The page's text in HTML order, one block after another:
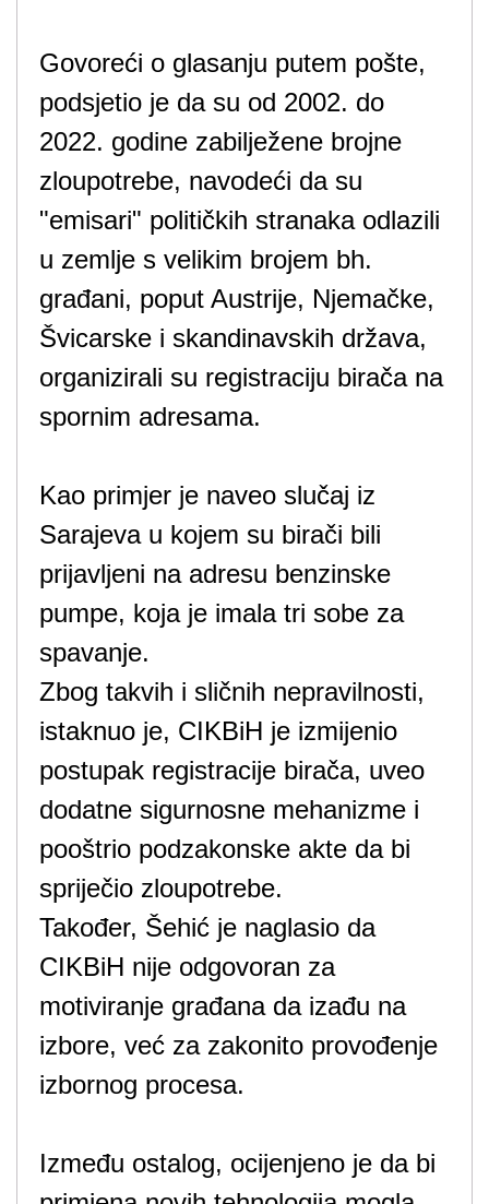
Govoreći o glasanju putem pošte,
podsjetio je da su od 2002. do
2022. godine zabilježene brojne
zloupotrebe, navodeći da su
"emisari" političkih stranaka odlazili
u zemlje s velikim brojem bh.
građani, poput Austrije, Njemačke,
Švicarske i skandinavskih država,
organizirali su registraciju birača na
spornim adresama.
Kao primjer je naveo slučaj iz
Sarajeva u kojem su birači bili
prijavljeni na adresu benzinske
pumpe, koja je imala tri sobe za
spavanje.
Zbog takvih i sličnih nepravilnosti,
istaknuo je, CIKBiH je izmijenio
postupak registracije birača, uveo
dodatne sigurnosne mehanizme i
pooštrio podzakonske akte da bi
spriječio zloupotrebe.
Također, Šehić je naglasio da
CIKBiH nije odgovoran za
motiviranje građana da izađu na
izbore, već za zakonito provođenje
izbornog procesa.
Između ostalog, ocijenjeno je da bi